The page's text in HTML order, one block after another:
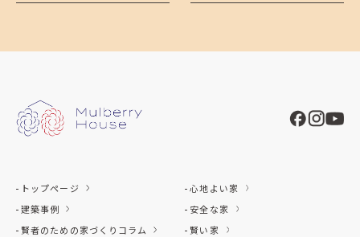
トップページ
建築事例
賢者のための家づくりコラム
心地よい家
安全な家
賢い家